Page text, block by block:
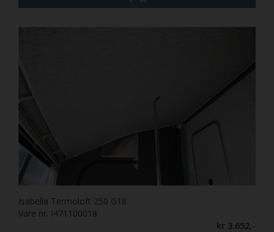
Isabella Termoloft 250 G18
Vare nr. I471100018
kr 3.652,-